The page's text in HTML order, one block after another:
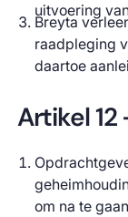
uitvoering
Breyta
raadpleging
daartoe
Artikel
om na te